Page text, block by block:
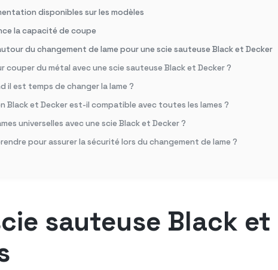
disponibles sur les modèles
la capacité de coupe
du changement de lame pour une scie sauteuse Black et Decker
couper du métal avec une scie sauteuse Black et Decker ?
il est temps de changer la lame ?
Black et Decker est-il compatible avec toutes les lames ?
universelles avec une scie Black et Decker ?
pour assurer la sécurité lors du changement de lame ?
sauteuse Black